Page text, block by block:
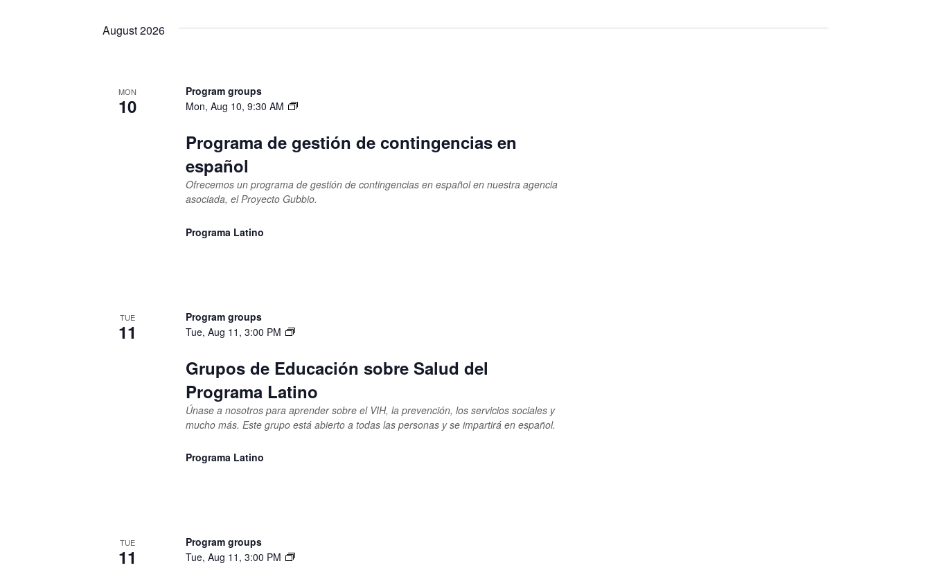
Navigation
August 2026
MON
10
Program groups
Programa de gestión de contingencias en
español
Mon, Aug 10, 9:30 AM
Ofrecemos un programa de gestión de contingencias en español en nuestra agencia
asociada, el Proyecto Gubbio.
Programa Latino
TUE
11
Program groups
Grupos de Educación sobre Salud del
Programa Latino
Tue, Aug 11, 3:00 PM
Únase a nosotros para aprender sobre el VIH, la prevención, los servicios sociales y
mucho más. Este grupo está abierto a todas las personas y se impartirá en español.
Programa Latino
TUE
11
Program groups
Tue, Aug 11, 3:00 PM